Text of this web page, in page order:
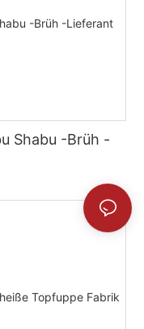
Shabu -Brüh -